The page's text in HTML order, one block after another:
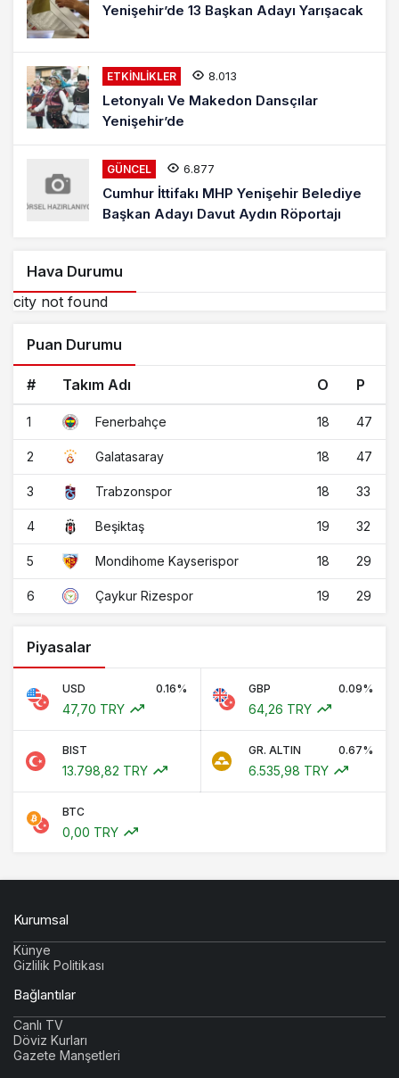
Yenişehir’de 13 Başkan Adayı Yarışacak
ETKINLIKLER 8.013
Letonyalı Ve Makedon Dansçılar
Yenişehir’de
GÜNCEL 6.877
Cumhur İttifakı MHP Yenişehir Belediye
Başkan Adayı Davut Aydın Röportajı
Hava Durumu
city not found
Puan Durumu
# Takım Adı O P
1 Fenerbahçe 18 47
2 Galatasaray 18 47
3 Trabzonspor 18 33
4 Beşiktaş 19 32
5 Mondihome Kayserispor 18 29
6 Çaykur Rizespor 19 29
Piyasalar
USD 0.16%
47,70 TRY
GBP 0.09%
64,26 TRY
BIST
13.798,82 TRY
GR. ALTIN 0.67%
6.535,98 TRY
BTC
0,00 TRY
Kurumsal
Künye
Gizlilik Politikası
Bağlantılar
Canlı TV
Döviz Kurları
Gazete Manşetleri